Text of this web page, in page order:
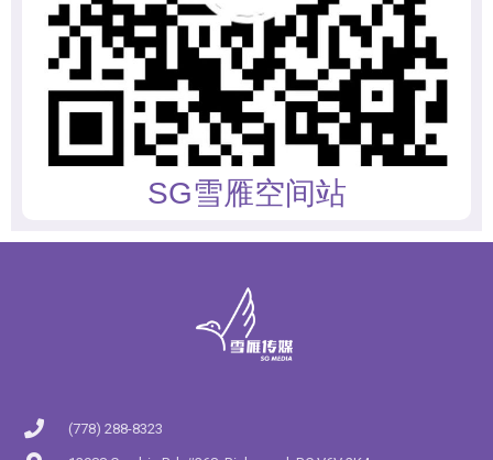
SG雪雁空间站
(778) 288-8323